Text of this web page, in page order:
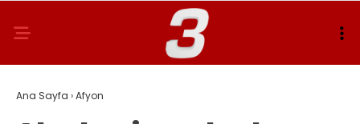
Ana Sayfa ›Afyon